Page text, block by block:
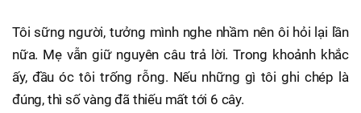
Tôi sững người, tưởng mình nghe nhầm nên ôi hỏi lại lần
nữa. Mẹ vẫn giữ nguyên câu trả lời. Trong khoảnh khắc
ấy, đầu óc tôi trống rỗng. Nếu những gì tôi ghi chép là
đúng, thì số vàng đã thiếu mất tới 6 cây.